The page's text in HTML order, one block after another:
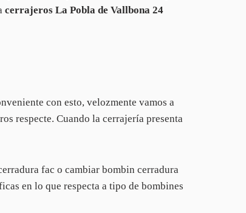
cerrajeros La Pobla de Vallbona 24
con esto, velozmente vamos a
respecte. Cuando la cerrajería presenta
fac o cambiar bombin cerradura
en lo que respecta a tipo de bombines